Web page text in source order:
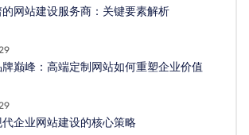
网站建设服务商：关键要素解析
巅峰：高端定制网站如何重塑企业价值
企业网站建设的核心策略